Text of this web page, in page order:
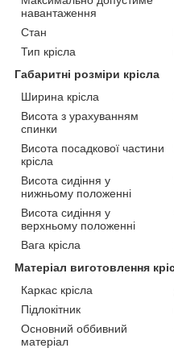
навантаження
Стан
Тип крісла
Габаритні розміри крісла
Ширина крісла
Висота з урахуванням
спинки
Висота посадкової частини
крісла
Висота сидіння у
нижньому положенні
Висота сидіння у
верхньому положенні
Вага крісла
Матеріал виготовлення
Каркас крісла
Підлокітник
Основний оббивний
матеріал